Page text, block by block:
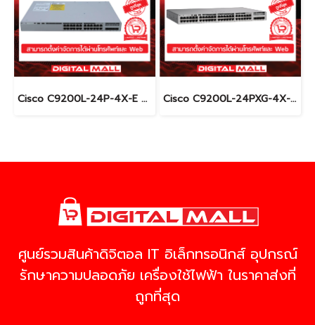
Cisco C9200L-24P-4X-E อุปกรณ์ขยายสัญญาณ (Gigabit Switch Hub) Cisco C9200L-24PXG-4X-E อุปกรณ์ขยายสัญญาณ (Gigabit Switch Hub)
ศูนย์รวมสินค้าดิจิตอล IT อิเล็กทรอนิกส์ อุปกรณ์
รักษาความปลอดภัย เครื่องใช้ไฟฟ้า ในราคาส่งที่
ถูกที่สุด